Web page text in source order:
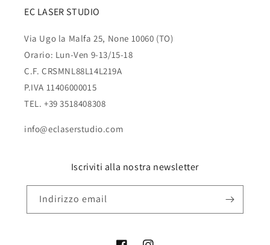
EC LASER STUDIO
Via Ugo la Malfa 25, None 10060 (TO)
Orario: Lun-Ven 9-13/15-18
C.F. CRSMNL88L14L219A
P.IVA 11406000015
TEL. +39 3518408308
info@eclaserstudio.com
Iscriviti alla nostra newsletter
Indirizzo email